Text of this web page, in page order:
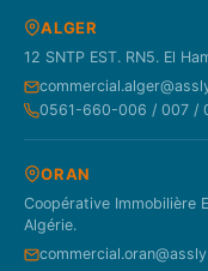
ALGER
12 SNTP EST. RN5. El
0561-660-006 / 007 /
ORAN
Coopérative Immobilière
Algérie.